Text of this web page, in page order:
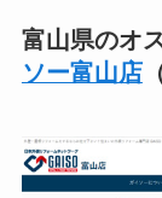
富山県のオ
ソー富山店